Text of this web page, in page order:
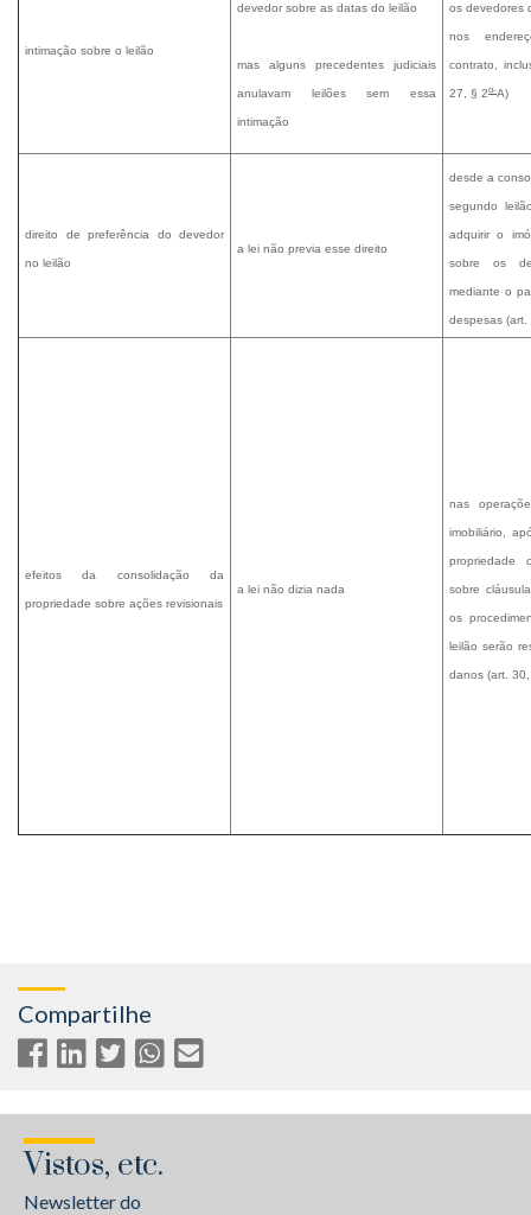
intimação sobre o leilão
devedor sobre as datas do leilão
mas alguns precedentes judiciais
anulavam leilões sem essa
intimação
os devedores
nos
contrato,
27, § 2o-A)
direito de preferência do devedor
no leilão
a lei não previa esse direito
desde a
segundo
adquirir o
sobre os
mediante o
despesas (art.
efeitos da consolidação da
propriedade sobre ações revisionais
a lei não dizia nada
nas
imobiliário,
propriedade
sobre
os
leilão serão
danos (art.
Compartilhe
Vistos, etc.
Newsletter do